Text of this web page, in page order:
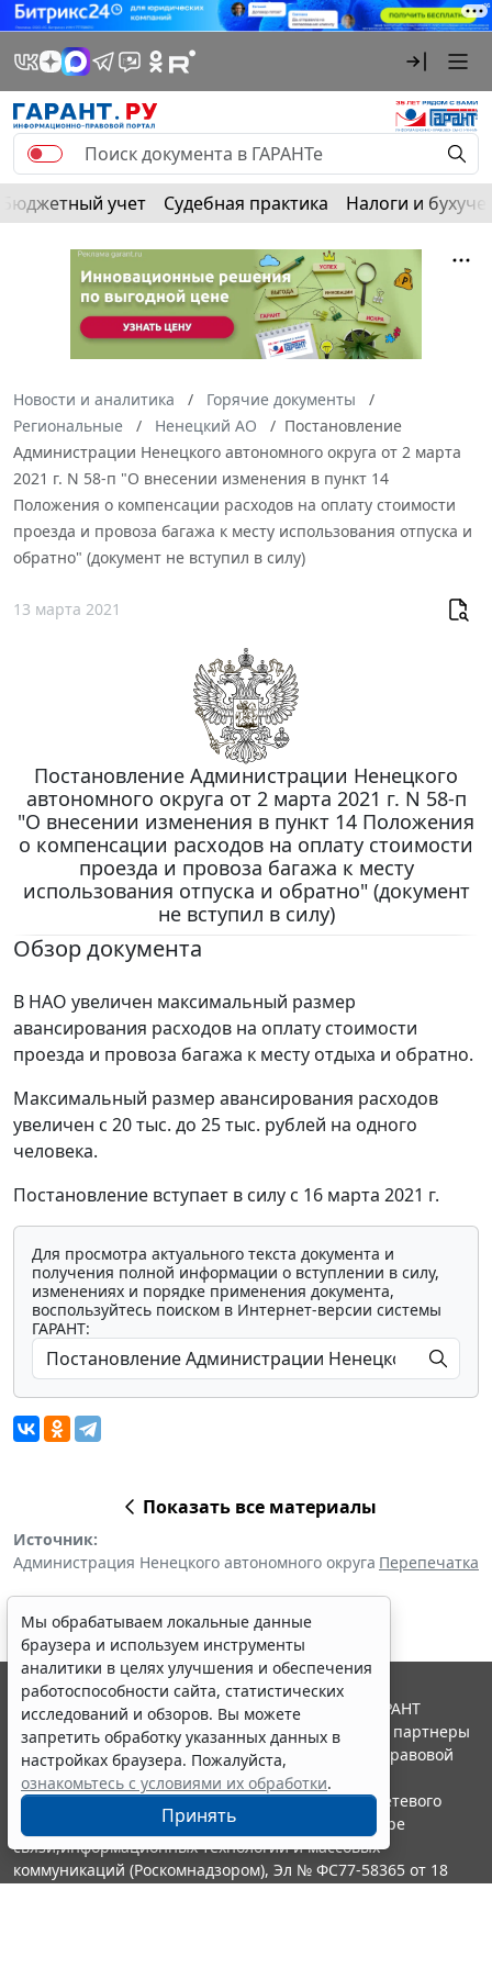
Бюджетный учет Судебная практика Налоги и
Новости и аналитика
Горячие документы
Региональные
Ненецкий АО
Постановление
Администрации Ненецкого автономного округа от 2 марта
2021 г. N 58-п "О внесении изменения в пункт 14
Положения о компенсации расходов на оплату стоимости
проезда и провоза багажа к месту использования отпуска и
обратно" (документ не вступил в силу)
13 марта 2021
Постановление Администрации Ненецкого
автономного округа от 2 марта 2021 г. N 58-п
"О внесении изменения в пункт 14 Положения
о компенсации расходов на оплату стоимости
проезда и провоза багажа к месту
использования отпуска и обратно" (документ
не вступил в силу)
Обзор документа
В НАО увеличен максимальный размер
авансирования расходов на оплату стоимости
проезда и провоза багажа к месту отдыха и обратно.
Максимальный размер авансирования расходов
увеличен с 20 тыс. до 25 тыс. рублей на одного
человека.
Постановление вступает в силу с 16 марта 2021 г.
Для просмотра актуального текста документа и
получения полной информации о вступлении в силу,
изменениях и порядке применения документа,
воспользуйтесь поиском в Интернет-версии системы
ГАРАНТ:
Показать все материалы
Источник:
Администрация Ненецкого автономного округа Перепечатка
Мы обрабатываем локальные данные
браузера и используем инструменты
аналитики в целях улучшения и обеспечения
работоспособности сайта, статистических
исследований и обзоров. Вы можете
запретить обработку указанных данных в
настройках браузера. Пожалуйста,
ознакомьтесь с условиями их обработки.
Принять
© ООО "НПП "ГАРАНТ-СЕРВИС", 2026. Система ГАРАНТ
выпускается с 1990 года. Компания "Гарант" и ее партнеры
являются участниками Российской ассоциации правовой
информации ГАРАНТ.
Портал ГАРАНТ.РУ зарегистрирован в качестве сетевого
издания Федеральной службой по надзору в сфере
связи,информационных технологий и массовых
коммуникаций (Роскомнадзором), Эл № ФС77-58365 от 18